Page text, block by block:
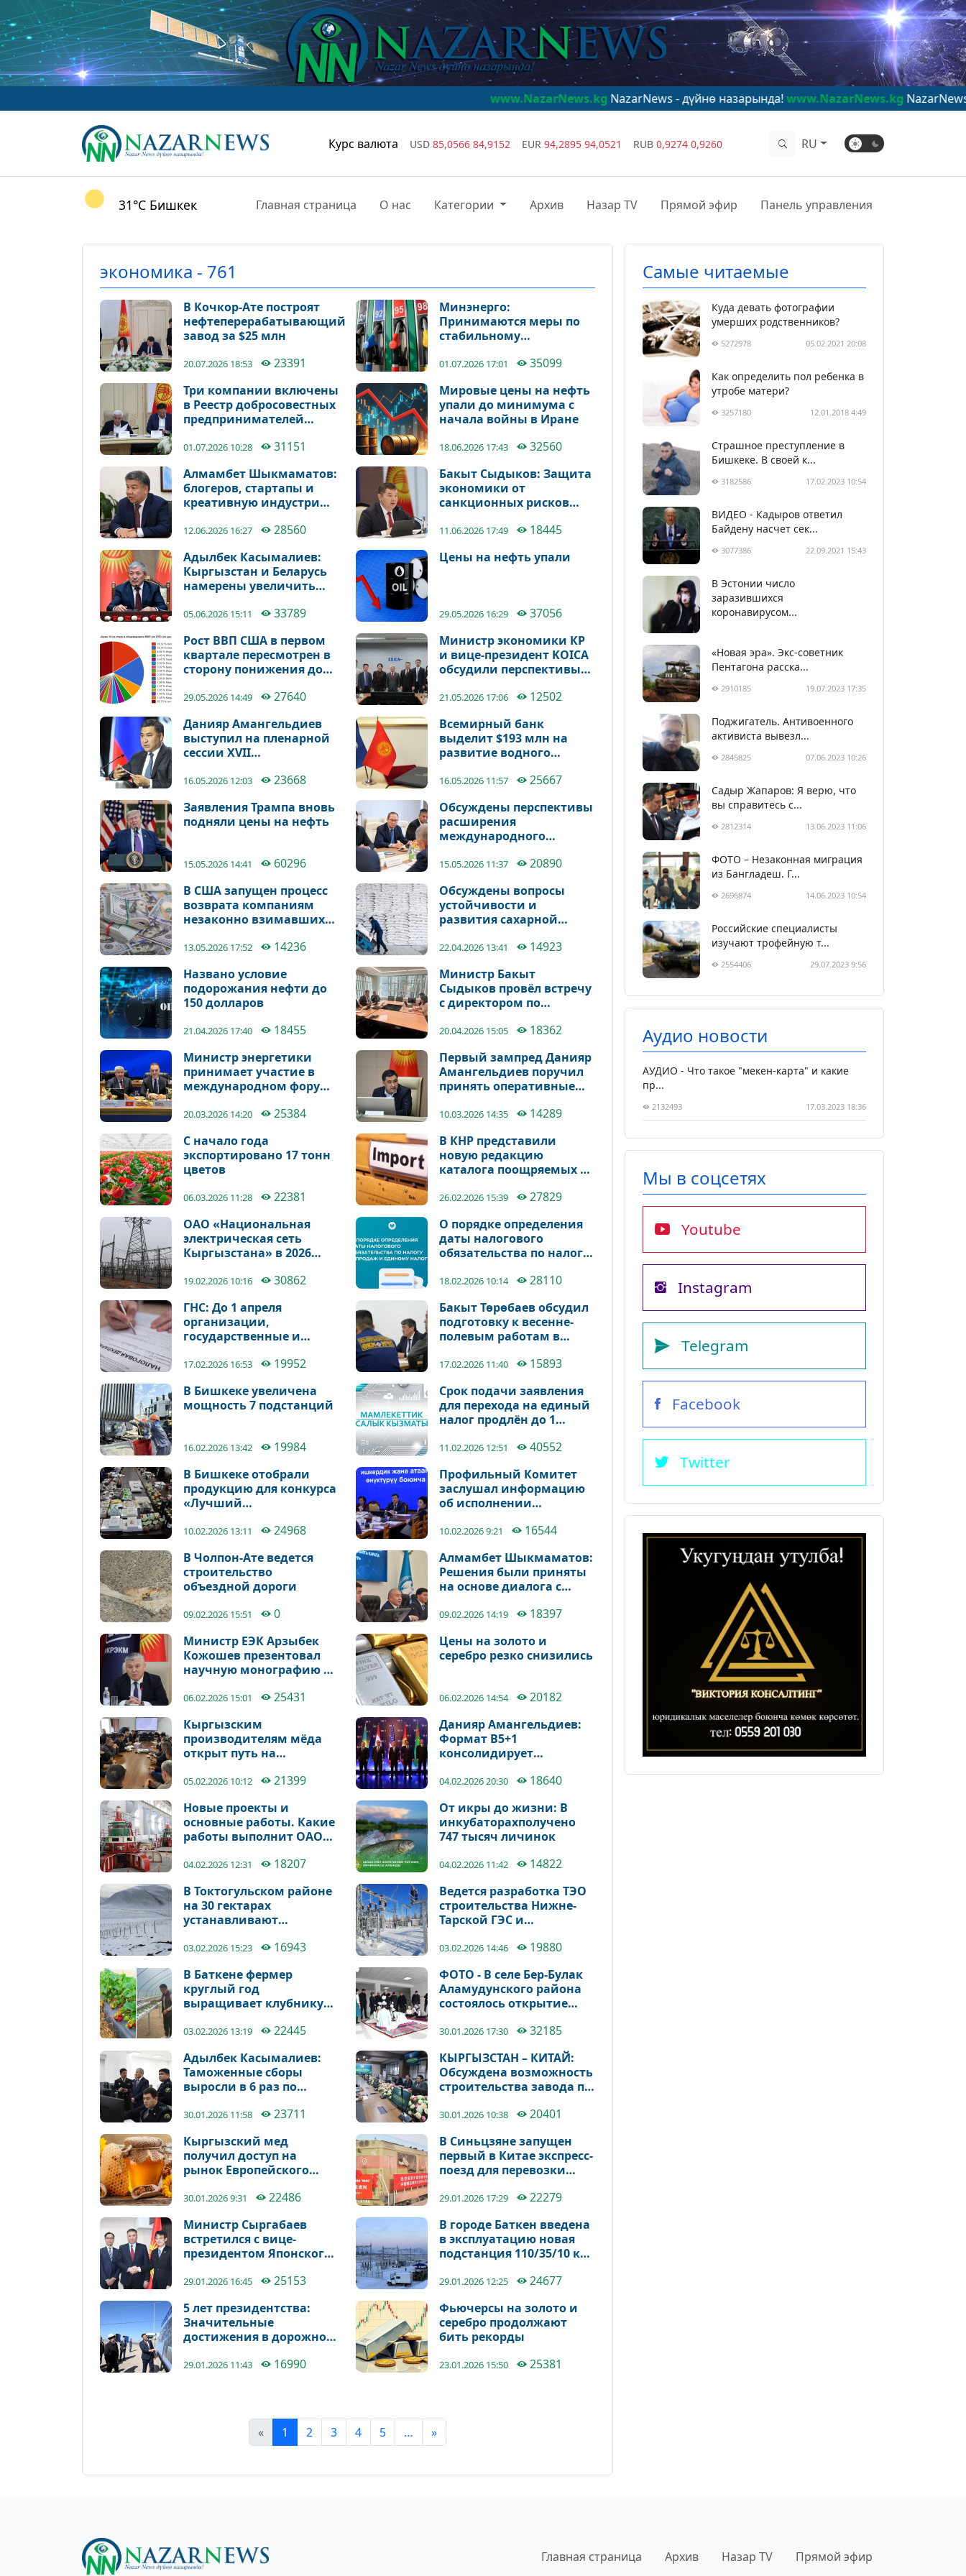
www.NazarNews.kgNazarNews - дүйнө назарында!www.NazarNews.kgNazarNews - в центре
Курс валюта USD 85,0566 84,9152 EUR 94,2895 94,0521 RUB 0,9274 0,9260 RU
31°C Бишкек Главная страница О нас Категории Архив Назар TV Прямой эфир Панель управления
экономика - 761
В Кочкор-Ате построят
нефтеперерабатывающий
завод за $25 млн
20.07.2026 18:53 23391
Минэнерго:
Принимаются меры по
стабильному
Кыргызстана горюче-
материалами
01.07.2026 17:01
35099
Три компании включены
в Реестр добросовестных
предпринимателей
01.07.2026 10:28 31151
Мировые цены на нефть
упали до минимума с
начала войны в Иране
18.06.2026 17:43
32560
Алмамбет Шыкмаматов:
блогеров, стартапы и
креативную индустрию
налогов на пять лет
12.06.2026 16:27 28560
Бакыт Сыдыков: Защита
экономики от
санкционных рисков
11.06.2026 17:49
18445
Адылбек Касымалиев:
Кыргызстан и Беларусь
намерены увеличить
долларов
05.06.2026 15:11 33789
Цены на нефть упали
29.05.2026 16:29
37056
Рост ВВП США в первом
квартале пересмотрен в
сторону понижения до
29.05.2026 14:49 27640
Министр экономики КР
и вице-президент KOICA
обсудили перспективы
проектов
21.05.2026 17:06
12502
Данияр Амангельдиев
выступил на пленарной
сессии XVII
экономического форума
16.05.2026 12:03 23668
Всемирный банк
выделит $193 млн на
развитие водного
16.05.2026 11:57
25667
Заявления Трампа вновь
подняли цены на нефть
15.05.2026 14:41 60296
Обсуждены перспективы
расширения
международного
сотрудничества в
15.05.2026 11:37
20890
В США запущен процесс
возврата компаниям
незаконно взимавшихся
сумму 35,46 млрд доллар
13.05.2026 17:52 14236
Обсуждены вопросы
устойчивости и
развития сахарной
22.04.2026 13:41
14923
Названо условие
подорожания нефти до
150 долларов
21.04.2026 17:40 18455
Министр Бакыт
Сыдыков провёл встречу
с директором по
Вик
20.04.2026 15:05
18362
Министр энергетики
принимает участие в
международном форуме
2026
20.03.2026 14:20 25384
Первый зампред Данияр
Амангельдиев поручил
принять оперативные
стабильности цен
10.03.2026 14:35
14289
С начало года
экспортировано 17 тонн
цветов
06.03.2026 11:28 22381
В КНР представили
новую редакцию
каталога поощряемых к
26.02.2026 15:39
27829
ОАО «Национальная
электрическая сеть
Кыргызстана» в 2026
умных счетчиков
19.02.2026 10:16 30862
О порядке определения
даты налогового
обязательства по налогу
налогу
18.02.2026 10:14
28110
ГНС: До 1 апреля
организации,
государственные и
служащие должны
декларацию
17.02.2026 16:53 19952
Бакыт Төрөбаев обсудил
подготовку к весенне-
полевым работам в
17.02.2026 11:40
15893
В Бишкеке увеличена
мощность 7 подстанций
16.02.2026 13:42 19984
Срок подачи заявления
для перехода на единый
налог продлён до 1
11.02.2026 12:51
40552
В Бишкеке отобрали
продукцию для конкурса
«Лучший
2025»
10.02.2026 13:11 24968
Профильный Комитет
заслушал информацию
об исполнении
Кенеша «О
закупочных цен на
молоко»
10.02.2026 9:21
16544
В Чолпон-Ате ведется
строительство
объездной дороги
09.02.2026 15:51 0
Алмамбет Шыкмаматов:
Решения были приняты
на основе диалога с
сообществом
09.02.2026 14:19
18397
Министр ЕЭК Арзыбек
Кожошев презентовал
научную монографию о
Кыргызстана в ЕАЭС
06.02.2026 15:01 25431
Цены на золото и
серебро резко снизились
06.02.2026 14:54
20182
Кыргызским
производителям мёда
открыт путь на
05.02.2026 10:12 21399
Данияр Амангельдиев:
Формат B5+1
консолидирует
Азии как динамично
региона
04.02.2026 20:30
18640
Новые проекты и
основные работы. Какие
работы выполнит ОАО
станции» в 2026 году?
04.02.2026 12:31 18207
От икры до жизни: В
инкубаторахполучено
747 тысяч личинок
04.02.2026 11:42
14822
В Токтогульском районе
на 30 гектарах
устанавливают
капельного орошения
садоводства.
03.02.2026 15:23 16943
Ведется разработка ТЭО
строительства Нижне-
Тарской ГЭС и
Быстровской ГЭС
03.02.2026 14:46
19880
В Баткене фермер
круглый год
выращивает клубнику
её по 2000 сомов за
03.02.2026 13:19 22445
ФОТО - В селе Бер-Булак
Аламудунского района
состоялось открытие
30.01.2026 17:30
32185
Адылбек Касымалиев:
Таможенные сборы
выросли в 6 раз по
30.01.2026 11:58 23711
КЫРГЫЗСТАН – КИТАЙ:
Обсуждена возможность
строительства завода по
сельскохозяйственной
30.01.2026 10:38
20401
Кыргызский мед
получил доступ на
рынок Европейского
30.01.2026 9:31 22486
В Синьцзяне запущен
первый в Китае экспресс-
поезд для перевозки
29.01.2026 17:29
22279
Министр Сыргабаев
встретился с вице-
президентом Японского
международного
29.01.2026 16:45 25153
В городе Баткен введена
в эксплуатацию новая
подстанция 110/35/10 кВ
29.01.2026 12:25
24677
5 лет президентства:
Значительные
достижения в дорожной
29.01.2026 11:43 16990
Фьючерсы на золото и
серебро продолжают
бить рекорды
23.01.2026 15:50 25381
« 1 2 3 4 5 … »
Самые читаемые
Куда девать фотографии
умерших родственников?
5272978 05.02.2021 20:08
Как определить пол ребенка в
утробе матери?
3257180 12.01.2018 4:49
Страшное преступление в
Бишкеке. В своей к...
3182586 17.02.2023 10:54
ВИДЕО - Кадыров ответил
Байдену насчет сек...
3077386 22.09.2021 15:43
В Эстонии число
заразившихся
коронавирусом...
«Новая эра». Экс-советник
Пентагона расска...
2910185 19.07.2023 17:35
Поджигатель. Антивоенного
активиста вывезл...
2845825 07.06.2023 10:26
Садыр Жапаров: Я верю, что
вы справитесь с...
2812314 13.06.2023 11:06
ФОТО – Незаконная миграция
из Бангладеш. Г...
2696874 14.06.2023 10:54
Российские специалисты
изучают трофейную т...
2554406 29.07.2023 9:56
Аудио новости
АУДИО - Что такое "мекен-карта" и какие
пр...
2132493 17.03.2023 18:36
Мы в соцсетях
Youtube
Instagram
Telegram
Facebook
Twitter
Главная страница Архив Назар TV Прямой эфир